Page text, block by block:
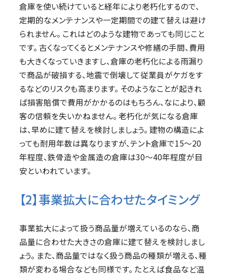
倉庫を使い続けていると経年により老朽化するので、
定期的なメンテナンスや一定期間での建て替えは避け
られません。 これはどのような建物であっても同じこと
です。 古くなってくるとメンテナンスや修繕の手間、費用
も大きくなっていきますし、倉庫の老朽化による雨漏り
で商品が破損する、地震で倒壊して従業員がケガをす
るなどのリスクも高まります。 そのようなことが起きれ
ば損害賠償で費用がかかるのはもちろん、なにより、顧
客の信頼を失いかねません。 老朽化が気になる倉庫
は、早めに建て替えを検討しましょう。 建物の構造によ
っても耐用年数は異なりますが、テント倉庫で15～20
年程度、鉄骨造や金属造の倉庫は30～40年程度が目
安といわれています。
【2】事業拡大に合わせたタイミング
事業拡大によって扱う商品量が増えているのなら、商
品量に合わせた大きさの倉庫に建て替えを検討しまし
ょう。 また、商品量ではなく扱う商品の種類が増える、種
類が変わる場合なども同様です。 たとえば食品など温